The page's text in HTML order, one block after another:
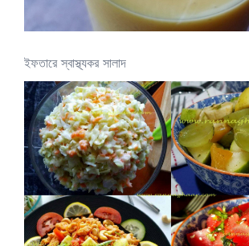
ইফতারে স্বাস্থ্যকর সালাদ